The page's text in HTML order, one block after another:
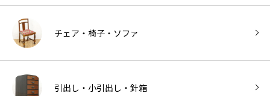
チェア・椅子・ソファ
引出し・小引出し・針箱